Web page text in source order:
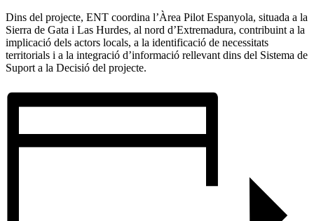
Dins del projecte, ENT coordina l’Àrea Pilot Espanyola, situada a la
Sierra de Gata i Las Hurdes, al nord d’Extremadura, contribuint a la
implicació dels actors locals, a la identificació de necessitats
territorials i a la integració d’informació rellevant dins del Sistema de
Suport a la Decisió del projecte.